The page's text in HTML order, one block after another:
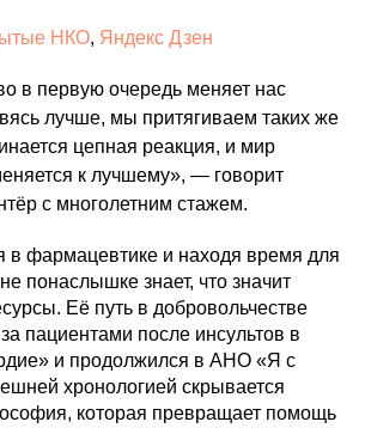
НКО, Яндекс Дзен
в первую очередь меняет нас
лучше, мы притягиваем таких же
цепная реакция, и мир
к лучшему», — говорит
с многолетним стажем.
в фармацевтике и находя время для
понаслышке знает, что значит
Её путь в добровольчестве
пациентами после инсультов в
и продолжился в АНО «Я с
хронологией скрывается
которая превращает помощь